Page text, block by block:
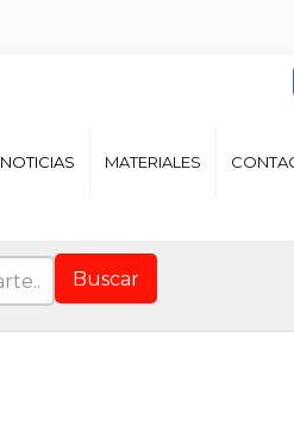
NOTICIAS MATERIALES
Buscar